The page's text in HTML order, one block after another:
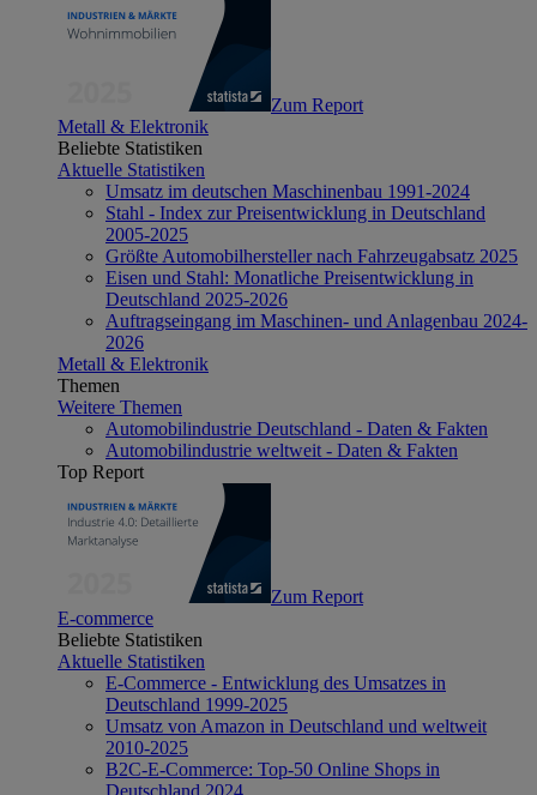
Zum Report
Metall & Elektronik
Beliebte Statistiken
Aktuelle Statistiken
Umsatz im deutschen Maschinenbau 1991-2024
Stahl - Index zur Preisentwicklung in Deutschland
2005-2025
Größte Automobilhersteller nach Fahrzeugabsatz 2025
Eisen und Stahl: Monatliche Preisentwicklung in
Deutschland 2025-2026
Auftragseingang im Maschinen- und Anlagenbau 2024-
2026
Metall & Elektronik
Themen
Weitere Themen
Automobilindustrie Deutschland - Daten & Fakten
Automobilindustrie weltweit - Daten & Fakten
Top Report
Zum Report
E-commerce
Beliebte Statistiken
Aktuelle Statistiken
E-Commerce - Entwicklung des Umsatzes in
Deutschland 1999-2025
Umsatz von Amazon in Deutschland und weltweit
2010-2025
B2C-E-Commerce: Top-50 Online Shops in
Deutschland 2024